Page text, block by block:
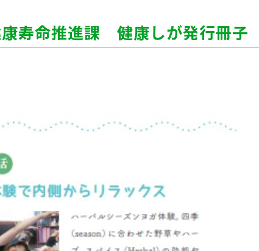
寿命推進課 健康しが発行冊子